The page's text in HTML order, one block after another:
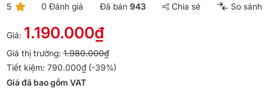
5 0 Đánh giá Đã bán 943 Chia sẻ So sánh
Giá: 1.190.000₫
Giá thị trường:1.980.000₫
Tiết kiệm: 790.000₫ (-39%)
Giá đã bao gồm VAT